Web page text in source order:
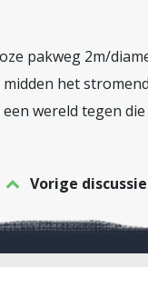
pakweg 2m/
het
wereld tegen
Vorige discussie